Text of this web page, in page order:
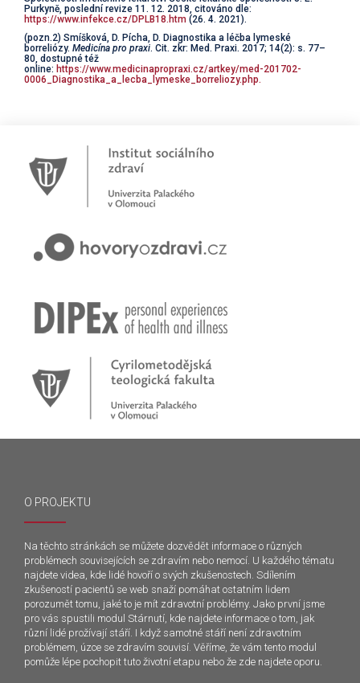
Purkyně, poslední revize 11. 12. 2018, citováno dle:
https://www.infekce.cz/DPLB18.htm (26. 4. 2021).
(pozn.2) Smíšková, D. Pícha, D. Diagnostika a léčba lymeské
borreliózy. Medicína pro praxi. Cit. zkr: Med. Praxi. 2017; 14(2): s. 77–
80, dostupné též
online: https://www.medicinapropraxi.cz/artkey/med-201702-
0006_Diagnostika_a_lecba_lymeske_borreliozy.php.
O PROJEKTU
Na těchto stránkách se můžete dozvědět informace o různých
problémech souvisejících se zdravím nebo nemocí. U každého tématu
najdete videa, kde lidé hovoří o svých zkušenostech. Sdílením
zkušeností pacientů se web snaží pomáhat ostatním lidem
porozumět tomu, jaké to je mít zdravotní problémy. Jako první jsme
pro vás spustili modul Stárnutí, kde najdete informace o tom, jak
různí lidé prožívají stáří. I když samotné stáří není zdravotním
problémem, úzce se zdravím souvisí. Věříme, že vám tento modul
pomůže lépe pochopit tuto životní etapu nebo že zde najdete oporu.